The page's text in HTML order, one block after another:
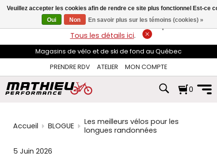
flèches
haut
et
pour
sélectionner
disponible.
Appuyez
accéder
de
LIVRAISON GRATUITEsur les commandes de plus de 74$*.
Tous les détails ici.
Magasins de vélo et de ski de fond au Québec
PRENDRE RDV
ATELIER MON COMPTE
0
Accueil BLOGUE
Les meilleurs vélos pour les
longues randonnées
5 Juin 2026
Veuillez accepter les cookies afin de rendre ce site plus fonctionnel Est-ce
Oui
Non En savoir plus sur les témoins (cookies) »